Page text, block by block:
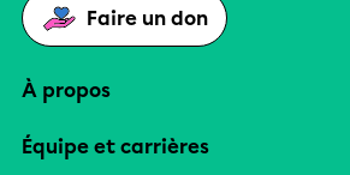
Faire un don
À propos
Équipe et carrières